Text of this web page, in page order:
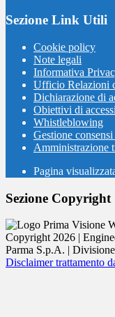
Sezione Link Utili
Cookie policy
Note legali
Informativa
Ufficio Relazioni
Dichiarazione di
Obiettivi di
Whistleblowing
Gestione
Amministrazione
Pagina
Sezione Copyright
Copyright 2026 |
Parma S.p.A. |
Disclaimer trattamento